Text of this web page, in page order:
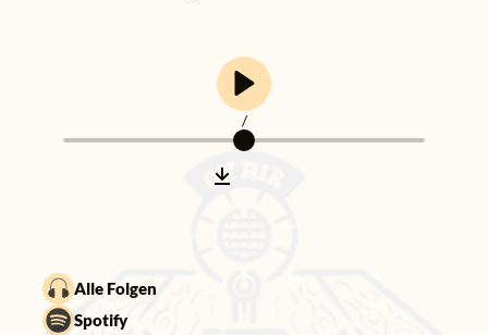
/
Alle Folgen
Spotify